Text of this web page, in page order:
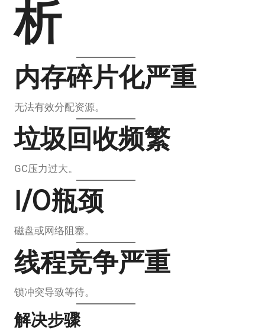
析
内存碎片化严重
无法有效分配资源。
垃圾回收频繁
GC压力过大。
I/O瓶颈
磁盘或网络阻塞。
线程竞争严重
锁冲突导致等待。
解决步骤